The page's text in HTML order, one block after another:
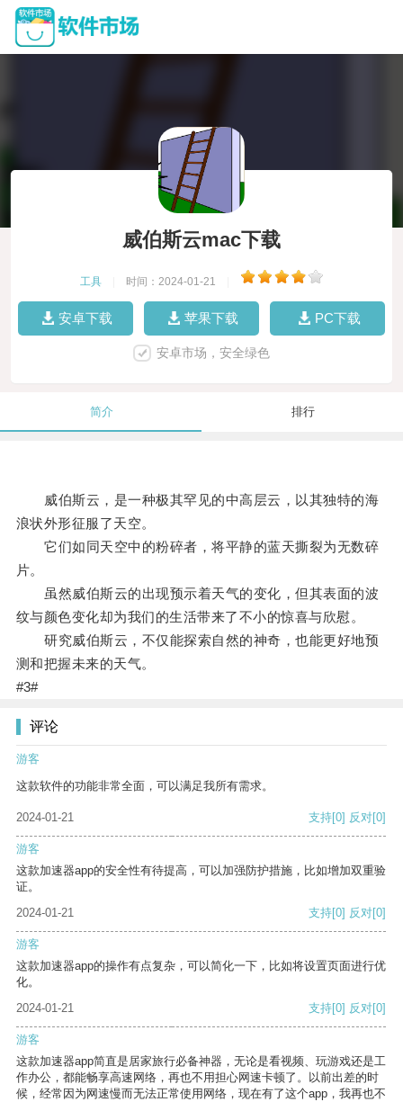
威伯斯云mac下载
工具 时间：2024-01-21
安卓下载 苹果下载 PC下载
安卓市场，安全绿色
简介 排行
威伯斯云，是一种极其罕见的中高层云，以其独特的海
浪状外形征服了天空。
它们如同天空中的粉碎者，将平静的蓝天撕裂为无数碎
片。
虽然威伯斯云的出现预示着天气的变化，但其表面的波
纹与颜色变化却为我们的生活带来了不小的惊喜与欣慰。
研究威伯斯云，不仅能探索自然的神奇，也能更好地预
测和把握未来的天气。
#3#
评论
游客
这款软件的功能非常全面，可以满足我所有需求。
2024-01-21 支持[0] 反对[0]
游客
这款加速器app的安全性有待提高，可以加强防护措施，比如增加双重验
证。
2024-01-21
支持[0] 反对[0]
游客
这款加速器app的操作有点复杂，可以简化一下，比如将设置页面进行优
化。
2024-01-21
支持[0] 反对[0]
游客
这款加速器app简直是居家旅行必备神器，无论是看视频、玩游戏还是工
作办公，都能畅享高速网络，再也不用担心网速卡顿了。以前出差的时
候，经常因为网速慢而无法正常使用网络，现在有了这个app，我再也不